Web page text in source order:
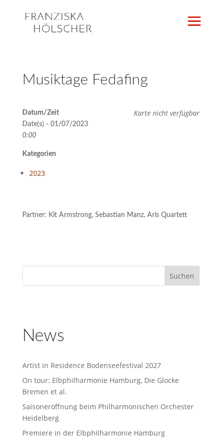
Musiktage Fedafing
Karte nicht verfügbar
Datum/Zeit
Date(s) - 01/07/2023
0:00
Kategorien
2023
Partner: Kit Armstrong, Sebastian Manz, Aris Quartett
News
Artist in Residence Bodenseefestival 2027
On tour: Elbphilharmonie Hamburg, Die Glocke
Bremen et al.
Saisoneröffnung beim Philharmonischen Orchester
Heidelberg
Premiere in der Elbphilharmonie Hamburg